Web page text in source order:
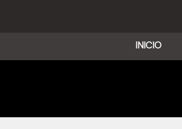
INICIO